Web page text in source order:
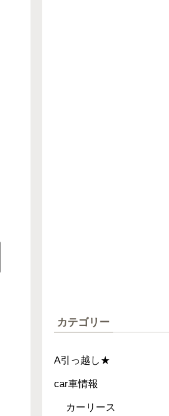
カテゴリー
A引っ越し★
car車情報
カーリース